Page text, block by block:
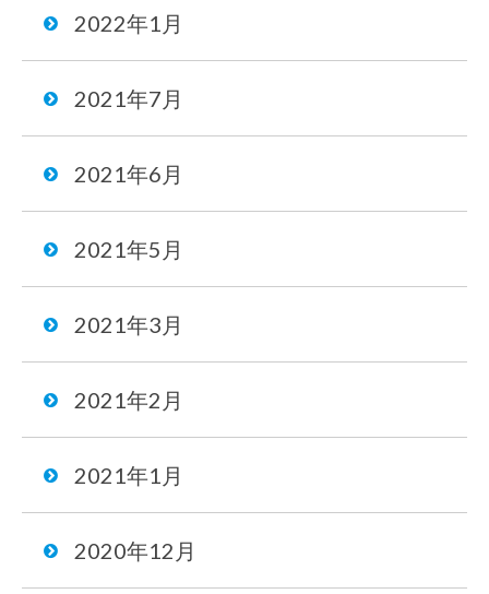
2022年1月
2021年7月
2021年6月
2021年5月
2021年3月
2021年2月
2021年1月
2020年12月